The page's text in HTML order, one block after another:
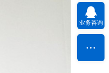
业务咨询